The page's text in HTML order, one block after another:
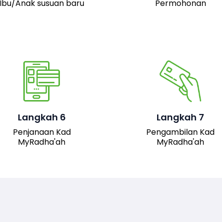
Ibu/Anak susuan baru
Permohonan
Langkah 6
Penjanaan Kad
MyRadha'ah
Setelah permohonan
akan dijana.
Langkah 7
Pengambilan Kad
MyRadha'ah
Pemohon boleh hadir ke
pejabat JAIS untuk
mengambil kad fizikal
MyRadha’ah. Selain itu,
pemohon juga boleh
turun versi digital kad
sistem untuk
kemudahan akses.